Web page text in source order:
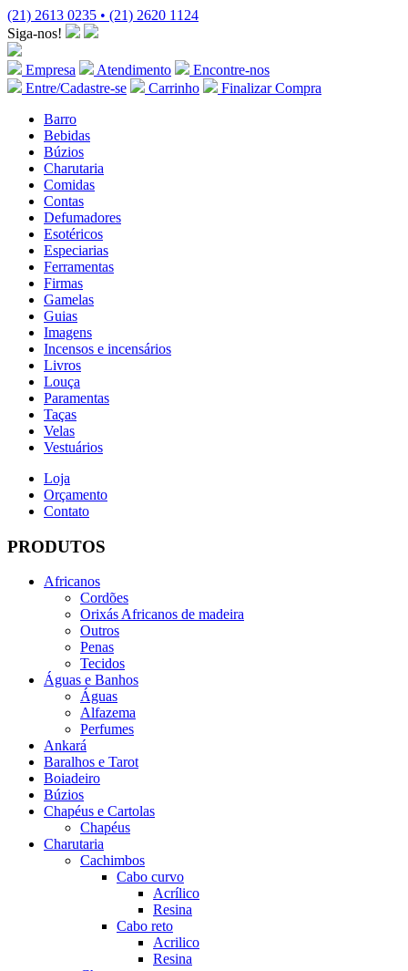
(21) 2613 0235 • (21) 2620 1124
Siga-nos!
Empresa Atendimento
Encontre-nos
Entre/Cadastre-se
Carrinho
Finalizar Compra
Barro
Bebidas
Búzios
Charutaria
Comidas
Contas
Defumadores
Esotéricos
Especiarias
Ferramentas
Firmas
Gamelas
Guias
Imagens
Incensos e incensários
Livros
Louça
Paramentas
Taças
Velas
Vestuários
Loja
Orçamento
Contato
PRODUTOS
Africanos
Cordões
Orixás Africanos de madeira
Outros
Penas
Tecidos
Águas e Banhos
Águas
Alfazema
Perfumes
Ankará
Baralhos e Tarot
Boiadeiro
Búzios
Chapéus e Cartolas
Chapéus
Charutaria
Cachimbos
Cabo curvo
Acrílico
Resina
Cabo reto
Acrilico
Resina